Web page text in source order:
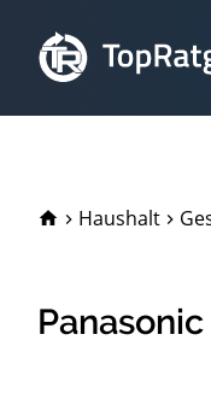
Haushalt